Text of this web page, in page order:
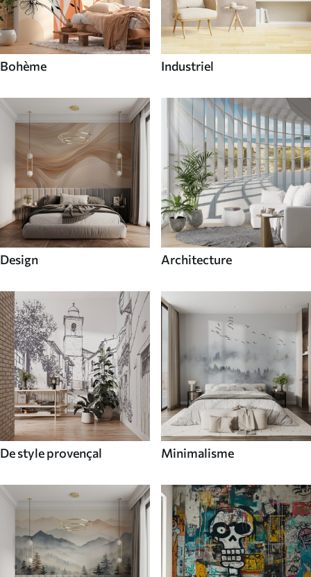
Bohème Industriel
Design Architecture
De style provençal Minimalisme